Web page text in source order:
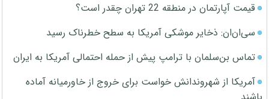
قیمت آپارتمان در منطقه 22 تهران چقدر است؟
سی‌ان‌ان: ذخایر موشکی آمریکا به سطح خطرناک رسید
تماس بن‌سلمان با ترامپ پیش از حمله احتمالی آمریکا به ایران
آمریکا از شهروندانش خواست برای خروج از خاورمیانه آماده